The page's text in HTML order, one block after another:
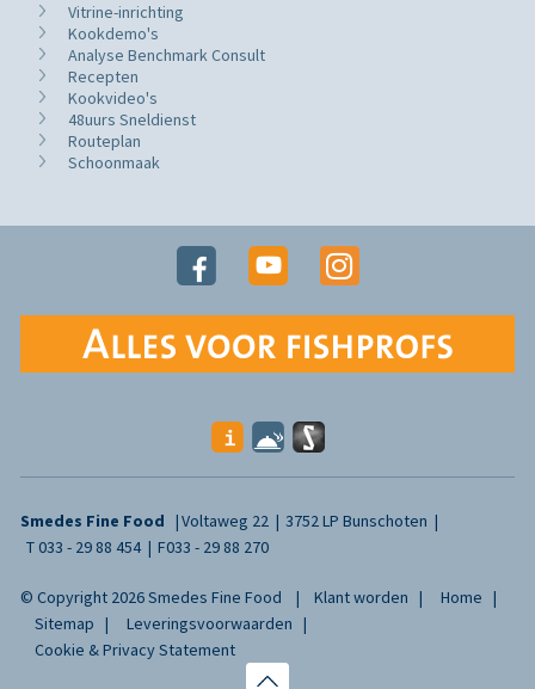
Vitrine-inrichting
Kookdemo's
Analyse Benchmark Consult
Recepten
Kookvideo's
48uurs Sneldienst
Routeplan
Schoonmaak
Smedes Fine Food Voltaweg 22
3752 LP Bunschoten
T033 - 29 88 454 F033 - 29 88 270
© Copyright 2026 Smedes Fine Food Klant worden
Home
Sitemap
Leveringsvoorwaarden
Cookie & Privacy Statement